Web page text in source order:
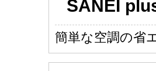
SANEI
簡単な空調の省